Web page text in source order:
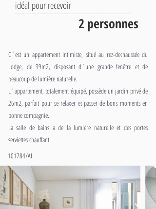
idéal pour recevoir
2 personnes
C´est un appartement intimiste, situé au rez-dechaussée du
Lodge, de 39m2, disposant d´une grande fenêtre et de
beaucoup de lumière naturelle.
L´appartement, totalement équipé, possède un jardin privé de
26m2, parfait pour se relaxer et passer de bons moments en
bonne compagnie.
La salle de bains a de la lumière naturelle et des portes
serviettes chauffant.
101784/AL